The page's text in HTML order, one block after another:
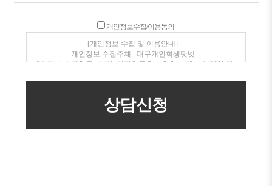
개인정보수집/이용동의
[개인정보 수집 및 이용안내]
개인정보 수집주체 : 대구개인회생닷넷
개인정보 수집항목 : 성명, 연락처등을 포함한 고객이 입력한 정
개인정보보유/이용기간 : 수집일로부터 1년(고객동의 철회시
지체없이 파기)